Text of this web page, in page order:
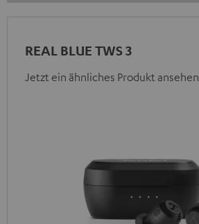
REAL BLUE TWS 3
Jetzt ein ähnliches Produkt ansehen